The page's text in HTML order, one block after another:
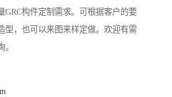
GRC构件定制需求。可根据客户的要
型，也可以来图来样定做。欢迎有需